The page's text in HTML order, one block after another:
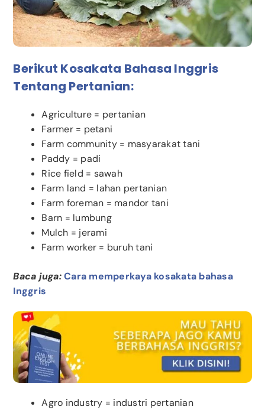
Berikut Kosakata Bahasa Inggris
Tentang Pertanian:
Agriculture = pertanian
Farmer = petani
Farm community = masyarakat tani
Paddy = padi
Rice field = sawah
Farm land = lahan pertanian
Farm foreman = mandor tani
Barn = lumbung
Mulch = jerami
Farm worker = buruh tani
Baca juga:Cara memperkaya kosakata bahasa
Inggris
Agro industry = industri pertanian